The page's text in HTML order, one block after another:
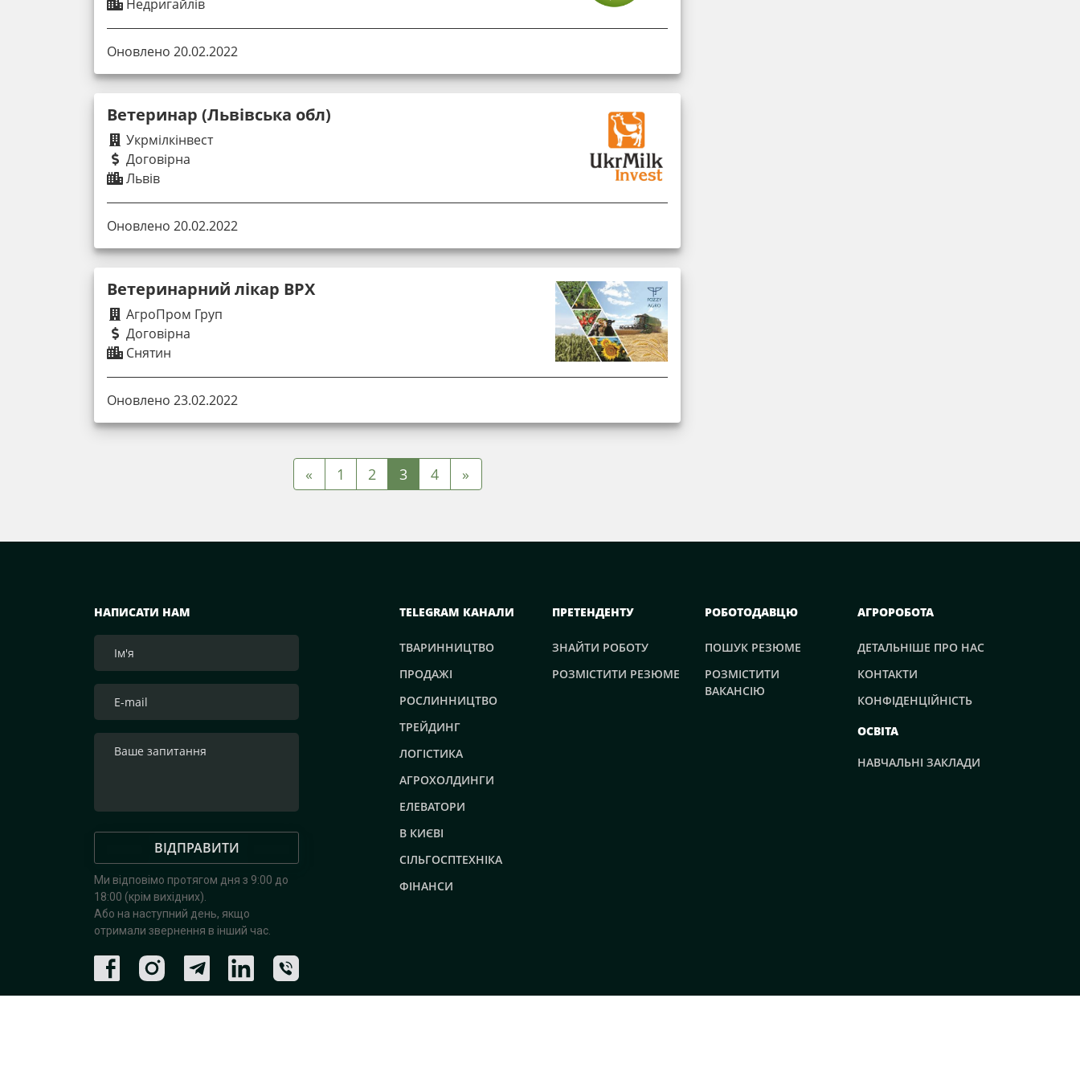
Недригайлів
Оновлено 20.02.2022
Ветеринар (Львівська обл)
Укрмілкінвест
Договірна
Львів
Оновлено 20.02.2022
Ветеринарний лікар ВРХ
АгроПром Груп
Договірна
Снятин
Оновлено 23.02.2022
« 1 2 3 4 »
НАПИСАТИ НАМ
ВІДПРАВИТИ
Ми відповімо протягом дня з 9:00 до
18:00 (крім вихідних).
Або на наступний день, якщо
отримали звернення в інший час.
TELEGRAM КАНАЛИ
ТВАРИННИЦТВО
ПРОДАЖІ
РОСЛИННИЦТВО
ТРЕЙДИНГ
ЛОГІСТИКА
АГРОХОЛДИНГИ
ЕЛЕВАТОРИ
В КИЄВІ
СІЛЬГОСПТЕХНІКА
ФІНАНСИ
ПРЕТЕНДЕНТУ
ЗНАЙТИ РОБОТУ
РОЗМІСТИТИ РЕЗЮМЕ
РОБОТОДАВЦЮ
ПОШУК РЕЗЮМЕ
РОЗМІСТИТИ
ВАКАНСІЮ
АГРОРОБОТА
ДЕТАЛЬНІШЕ ПРО НАС
КОНТАКТИ
КОНФІДЕНЦІЙНІСТЬ
ОСВІТА
НАВЧАЛЬНІ ЗАКЛАДИ